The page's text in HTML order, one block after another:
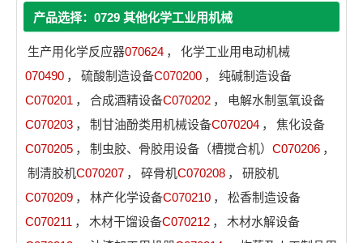
产品选择：0729 其他化学工业用机械
生产用化学反应器070624 ，
化学工业用电动机械
070490 ， 硫酸制造设备C070200 ，
纯碱制造设备
C070201 ， 合成酒精设备C070202 ，
电解水制氢氧设备
C070203 ， 制甘油酚类用机械设备C070204 ，
焦化设备
C070205 ， 制虫胶、骨胶用设备（槽搅合机） C070206 ，
制清胶机C070207 ， 碎骨机C070208 ，
研胶机
C070209 ， 林产化学设备C070210 ，
松香制造设备
C070211 ， 木材干馏设备C070212 ，
木材水解设备